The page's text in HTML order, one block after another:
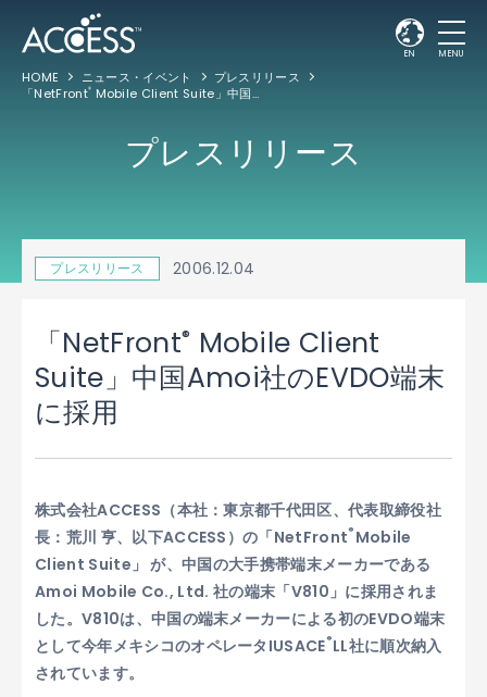
EN MENU
HOME ニュース・イベント
プレスリリース
「NetFront® Mobile Client Suite」中国Amoi社のEVDO端末に採用
プレスリリース
プレスリリース 2006.12.04
「NetFront® Mobile Client
Suite」中国Amoi社のEVDO端末
に採用
株式会社ACCESS（本社：東京都千代田区、代表取締役社
長：荒川 亨、以下ACCESS）の「NetFront® Mobile
Client Suite」 が、中国の大手携帯端末メーカーである
Amoi Mobile Co., Ltd. 社の端末「V810」に採用されま
した。V810は、中国の端末メーカーによる初のEVDO端末
として今年メキシコのオペレータIUSACE®LL社に順次納入
されています。